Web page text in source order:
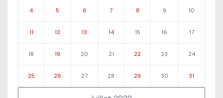
4 5 6 7 8 9 10
11 12 13 14 15 16 17
18 19 20 21 22 23 24
25 26 27 28 29 30 31